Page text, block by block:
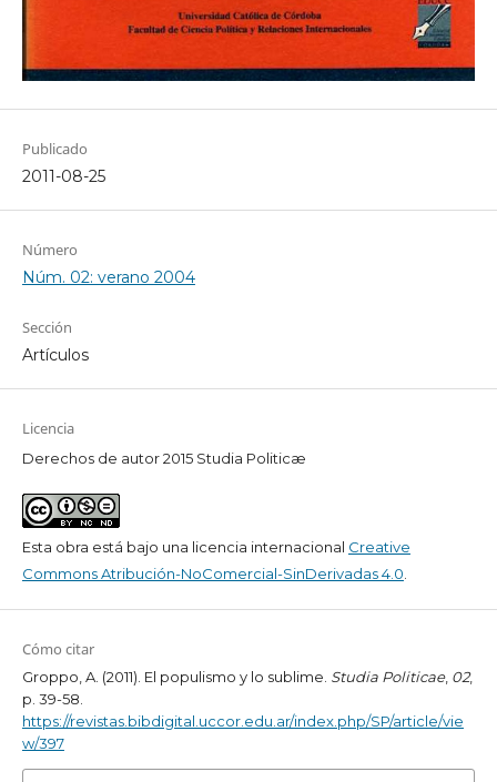
Publicado
2011-08-25
Número
Núm. 02: verano 2004
Sección
Artículos
Licencia
Derechos de autor 2015 Studia Politicæ
Esta obra está bajo una licencia internacional Creative
Commons Atribución-NoComercial-SinDerivadas 4.0.
Cómo citar
Groppo, A. (2011). El populismo y lo sublime. Studia Politicae, 02,
p. 39-58.
https://revistas.bibdigital.uccor.edu.ar/index.php/SP/article/vie
w/397